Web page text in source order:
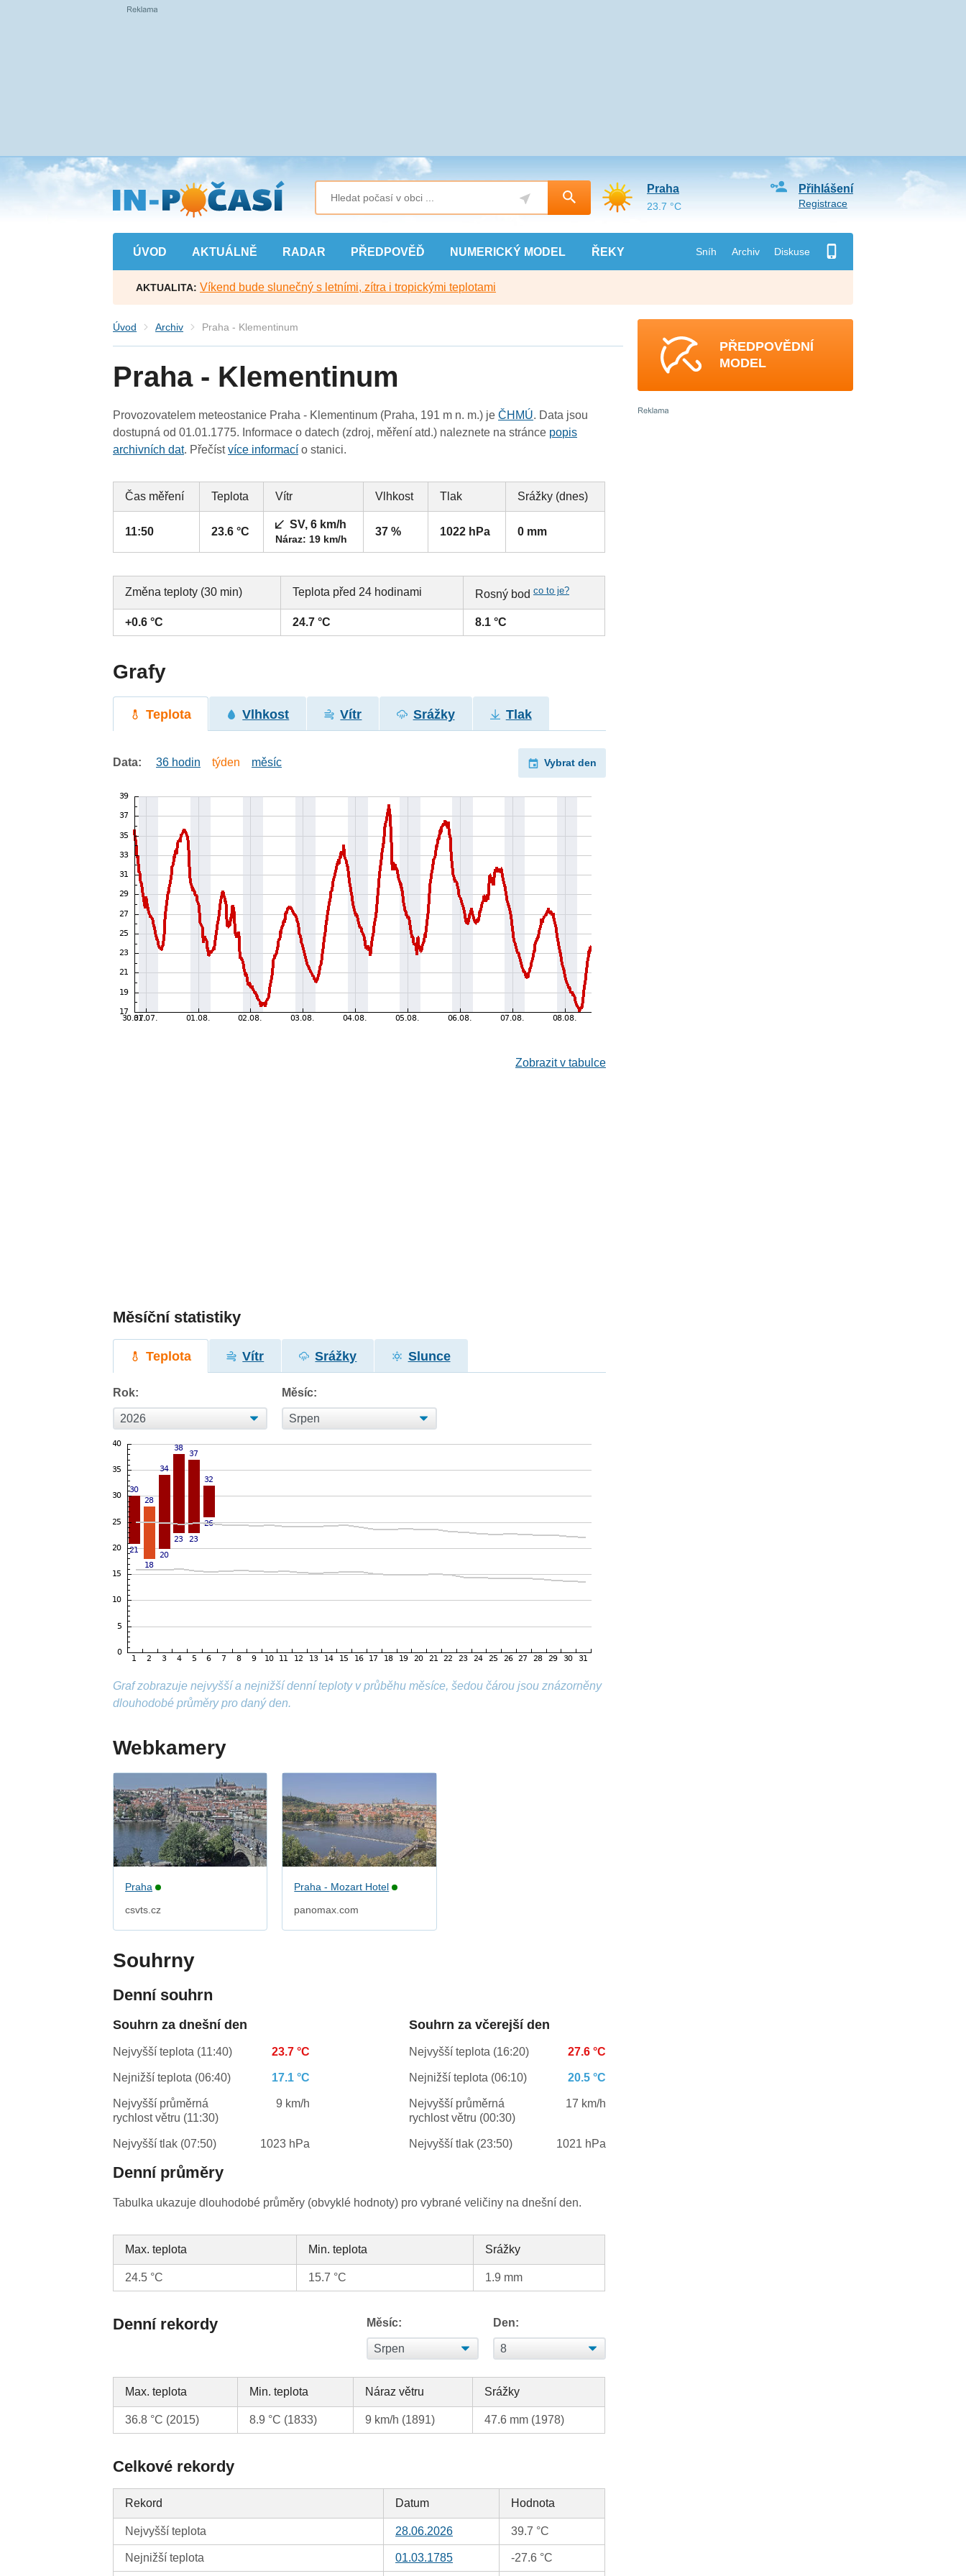
Přejít
na
hlavní
obsah
ÚVOD AKTUÁLNĚ RADAR PŘEDPOVĚĎ NUMERICKÝ MODEL ŘEKY Sníh Archiv Diskuse
Přihlášení
Registrace
Praha
23.7 °C
AKTUALITA: Víkend bude slunečný s letními, zítra i tropickými teplotami
Úvod Archiv Praha - Klementinum
Praha - Klementinum
Provozovatelem meteostanice Praha - Klementinum (Praha, 191 m n. m.) jeČHMÚ. Data jsou
dostupná od 01.01.1775. Informace o datech (zdroj, měření atd.) naleznete na stránce popis
archivních dat. Přečístvíce informací o stanici.
Čas měření Teplota Vítr Vlhkost Tlak Srážky (dnes)
11:50 23.6 °C
SV, 6 km/h
Náraz: 19 km/h
37 % 1022 hPa 0 mm
Změna teploty (30 min) Teplota před 24 hodinami Rosný bodco to je?
+0.6 °C 24.7 °C 8.1 °C
Grafy
Teplota Vlhkost Vítr Srážky Tlak
Data: 36 hodin týden měsíc Vybrat den
Zobrazit v tabulce
Měsíční statistiky
Teplota Vítr Srážky Slunce
Rok: Měsíc:
Graf zobrazuje nejvyšší a nejnižší denní teploty v průběhu měsíce, šedou čárou jsou znázorněny
dlouhodobé průměry pro daný den.
Webkamery
Praha
csvts.cz
Praha - Mozart Hotel
panomax.com
Souhrny
Denní souhrn
Souhrn za dnešní den
Nejvyšší teplota (11:40) 23.7 °C
Nejnižší teplota (06:40) 17.1 °C
Nejvyšší průměrná
rychlost větru (11:30)
9 km/h
Nejvyšší tlak (07:50) 1023 hPa
Souhrn za včerejší den
Nejvyšší teplota (16:20) 27.6 °C
Nejnižší teplota (06:10) 20.5 °C
Nejvyšší průměrná
rychlost větru (00:30)
17 km/h
Nejvyšší tlak (23:50) 1021 hPa
Denní průměry
Tabulka ukazuje dlouhodobé průměry (obvyklé hodnoty) pro vybrané veličiny na dnešní den.
Max. teplota Min. teplota Srážky
24.5 °C 15.7 °C 1.9 mm
Denní rekordy Měsíc: Den:
Max. teplota Min. teplota Náraz větru Srážky
36.8 °C (2015) 8.9 °C (1833) 9 km/h (1891) 47.6 mm (1978)
Celkové rekordy
Rekord Datum Hodnota
Nejvyšší teplota 28.06.2026 39.7 °C
Nejnižší teplota 01.03.1785 -27.6 °C
PŘEDPOVĚDNÍ
MODEL